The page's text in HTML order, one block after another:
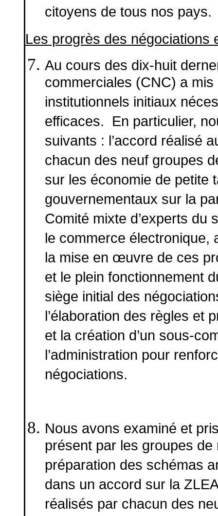
citoyens de tous nos pays.
Les progrès des négociations
Au cours des dix-huit
commerciales (CNC) a
institutionnels initiaux
efficaces. En particulier,
suivants : l’accord réalisé
chacun des neuf groupes
sur les économie de petite
gouvernementaux sur la
Comité mixte d’experts
le commerce électronique,
la mise en œuvre de ces
et le plein fonctionnement
siège initial des
l’élaboration des règles et
et la création d’un sous-
l’administration pour
négociations.
Nous avons examiné et
présent par les groupes
préparation des schémas
dans un accord sur la
réalisés par chacun des